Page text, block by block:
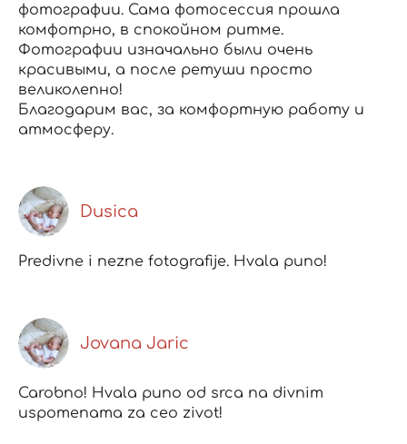
фотографии. Сама фотосессия прошла
комфотрно, в спокойном ритме.
Фотографии изначально были очень
красивыми, а после ретуши просто
великолепно!
Благодарим вас, за комфортную работу и
атмосферу.
Dusica
Predivne i nezne fotografije. Hvala puno!
Jovana Jaric
Carobno! Hvala puno od srca na divnim
uspomenama za ceo zivot!